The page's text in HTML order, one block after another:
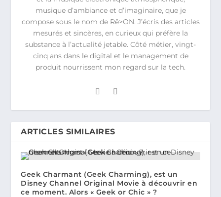
musique d’ambiance et d’imaginaire, que je
compose sous le nom de Rê>ON. J’écris des articles
mesurés et sincères, en curieux qui préfère la
substance à l’actualité jetable. Côté métier, vingt-
cinq ans dans le digital et le management de
produit nourrissent mon regard sur la tech.
ARTICLES SIMILAIRES
Geek Charmant (Geek Charming), est un
Disney Channel Original Movie à découvrir en
ce moment. Alors « Geek or Chic » ?